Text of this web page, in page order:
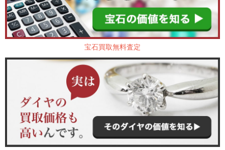
宝石買取無料査定